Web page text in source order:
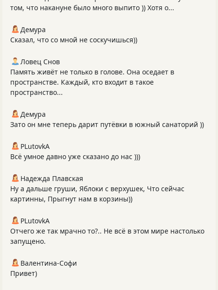
том, что накануне было много выпито )) Хотя о...
Демура
Сказал, что со мной не соскучишься))
Ловец Снов
Память живёт не только в голове. Она оседает в
пространстве. Каждый, кто входит в такое
пространство...
Демура
Зато он мне теперь дарит путёвки в южный санаторий ))
PLutоvkА
Всё умное давно уже сказано до нас )))
Надежда Плавская
Ну а дальше груши, Яблоки с верхушек, Что сейчас
картинны, Прыгнут нам в корзины))
PLutоvkА
Отчего же так мрачно то?.. Не всё в этом мире настолько
запущено.
Валентина-Софи
Привет)